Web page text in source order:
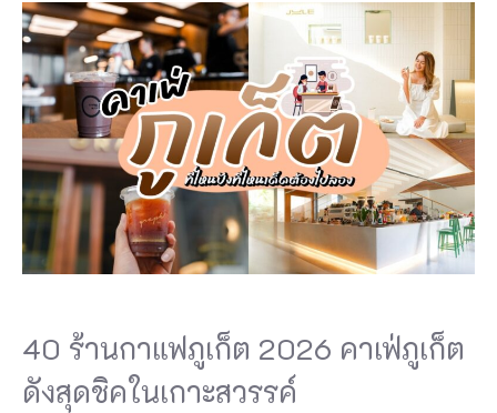
40 ร้านกาแฟภูเก็ต 2026 คาเฟ่ภูเก็ต
ดังสุดชิคในเกาะสวรรค์